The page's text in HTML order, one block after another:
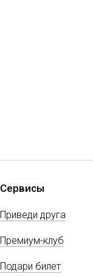
Сервисы
Приведи друга
Премиум-клуб
Подари билет